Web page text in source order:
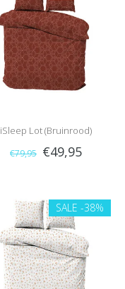
iSleep Lot (Bruinrood)
€79,95 €49,95
SALE -38%